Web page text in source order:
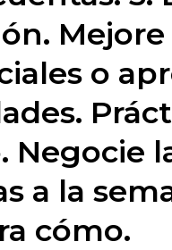
o
Negocie
a la
cómo.